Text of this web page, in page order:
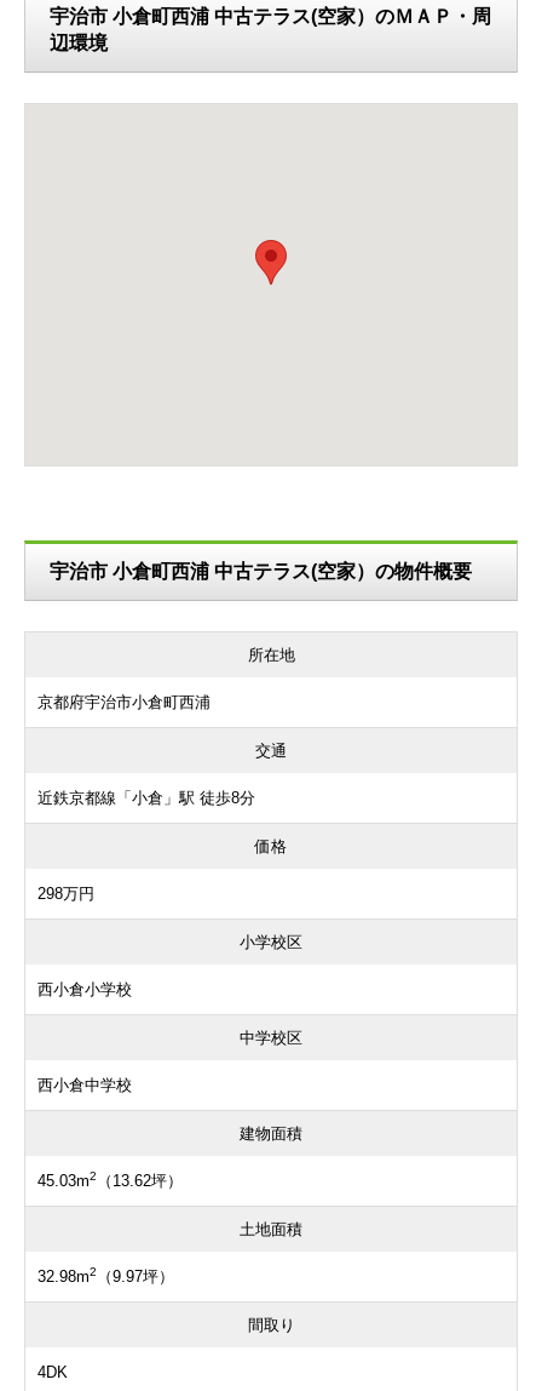
宇治市 小倉町西浦 中古テラス(空家）のＭＡＰ・周
辺環境
宇治市 小倉町西浦 中古テラス(空家）の物件概要
所在地
京都府宇治市小倉町西浦
交通
近鉄京都線「小倉」駅 徒歩8分
価格
298万円
小学校区
西小倉小学校
中学校区
西小倉中学校
建物面積
45.03m2 （13.62坪）
土地面積
32.98m2 （9.97坪）
間取り
4DK